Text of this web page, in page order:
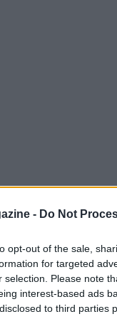
- Do Not
opt-out of the sale,
for targeted
selection. Please note
interest-based ads
to third parties
Uniti, Canada e
ha subito un
reduce dalla